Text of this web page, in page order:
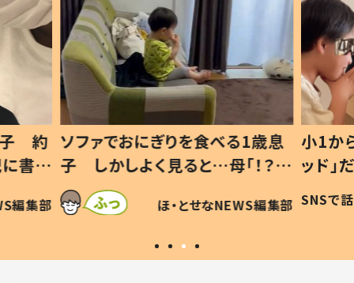
歳息
？」
編集部
小1から不登校、息子は「ギフテ
ッド」だった 父が“ウチ給食”を
作り続ける理由とは #令和の親
#令和の子
SNSで話題 ほ・とせなNEWS編集部
ひ孫
が、抱
「涙
い」